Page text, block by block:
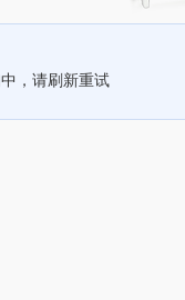
，请刷新重试